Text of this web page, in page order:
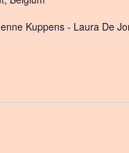
Kuppens - Laura De